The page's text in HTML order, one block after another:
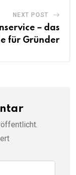
NEXT POST
– das
für Gründer